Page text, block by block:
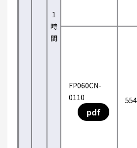
1
時
間
FP060CN-
0110
pdf